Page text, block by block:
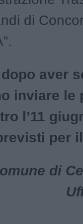
di
aver
inviare le
l’11
per
di